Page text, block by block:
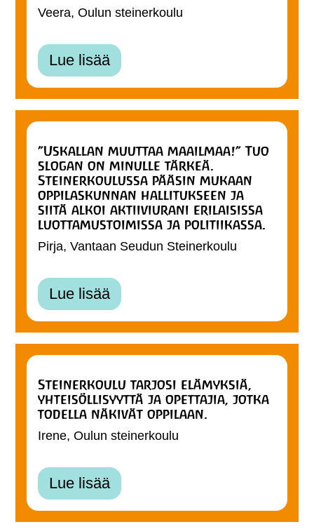
Veera, Oulun steinerkoulu
Lue lisää
”Uskallan muuttaa maailmaa!” Tuo
slogan on minulle tärkeä.
Steinerkoulussa pääsin mukaan
oppilaskunnan hallitukseen ja
siitä alkoi aktiiviurani erilaisissa
luottamustoimissa ja politiikassa.
Pirja, Vantaan Seudun Steinerkoulu
Lue lisää
Steinerkoulu tarjosi elämyksiä,
yhteisöllisyyttä ja opettajia, jotka
todella näkivät oppilaan.
Irene, Oulun steinerkoulu
Lue lisää